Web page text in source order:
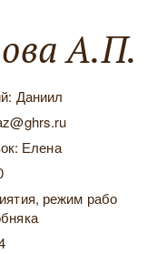
А.П.
Даниил
Елена
режим рабо